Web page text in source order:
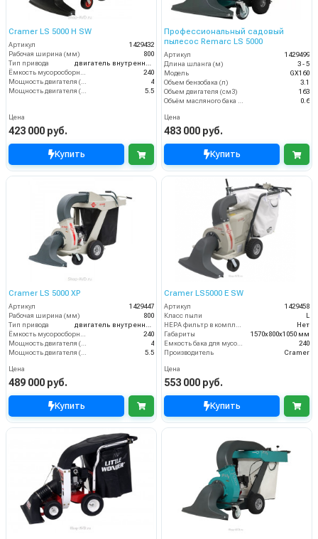
Cramer LS 5000 H SW
Артикул
1429432
Рабочая ширина (мм)
800
Тип привода
двигатель внутреннего сгорания
Ёмкость мусоросборника (л)
240
Мощность двигателя (кВт)
4
Мощность двигателя (лс)
5.5
Цена
423 000 руб.
Купить
Профессиональный садовый
пылесос Remarc LS 5000
Артикул
1429499
Длина шланга (м)
3 - 5
Модель
GX160
Объем бензобака (л)
3.1
Объем двигателя (см3)
163
Объём масляного бака (л)
0.6
Цена
483 000 руб.
Купить
Cramer LS 5000 XP
Артикул
1429447
Рабочая ширина (мм)
800
Тип привода
240
4
5.5
Цена
489 000 руб.
Купить
Cramer LS5000 E SW
Артикул
1429458
Класс пыли
Нет
Габариты
1570х800х1050 мм
240
Производитель
Cramer
Цена
553 000 руб.
Купить